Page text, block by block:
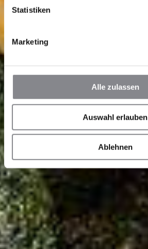
Statistiken
Marketing
Alle zulassen
Auswahl erlauben
Ablehnen